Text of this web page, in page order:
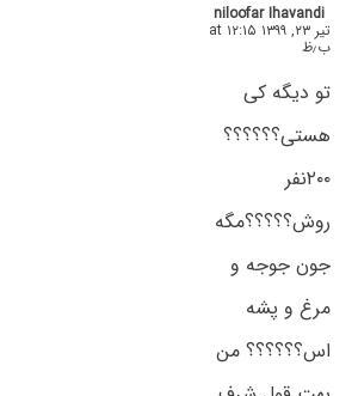
niloofar Ihavandi
تیر ۲۳, ۱۳۹۹ at ۱۲:۱۵
ب٫ظ
تو دیگه کی
هستی؟؟؟؟؟؟
۲۰۰نفر
روش؟؟؟؟؟مگه
جون جوجه و
مرغ و پشه
اس؟؟؟؟؟؟ من